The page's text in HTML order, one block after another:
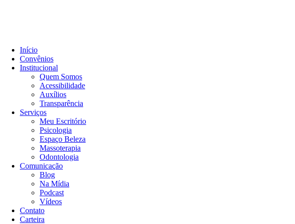
Início
Convênios
Institucional
Quem Somos
Acessibilidade
Auxílios
Transparência
Serviços
Meu Escritório
Psicologia
Espaço Beleza
Massoterapia
Odontologia
Comunicação
Blog
Na Mídia
Podcast
Vídeos
Contato
Carteira